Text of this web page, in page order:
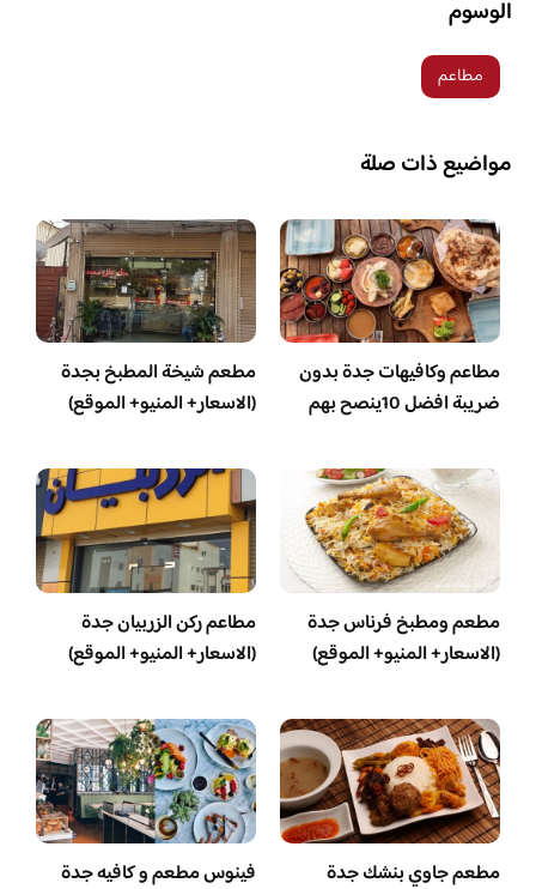
الوسوم
مطاعم
مواضيع ذات صلة
مطاعم وكافيهات جدة بدون
ضريبة افضل 10ينصح بهم
مطعم شيخة المطبخ بجدة
(الاسعار+ المنيو+ الموقع)
مطعم ومطبخ فرناس جدة
(الاسعار+ المنيو+ الموقع)
مطاعم ركن الزربيان جدة
(الاسعار+ المنيو+ الموقع)
مطعم جاوي بنشك جدة
فينوس مطعم و كافيه جدة